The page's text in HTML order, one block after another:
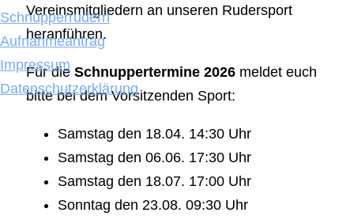
Schnupperrudern
Aufnahmeantrag
Impressum
Datenschutzerklärung
Vereinsmitgliedern an unseren Rudersport
heranführen.
Für die Schnuppertermine 2026 meldet euch
bitte bei dem Vorsitzenden Sport:
Samstag den 18.04. 14:30 Uhr
Samstag den 06.06. 17:30 Uhr
Samstag den 18.07. 17:00 Uhr
Sonntag den 23.08. 09:30 Uhr